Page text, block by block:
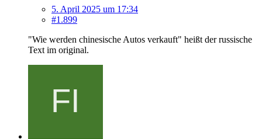
5. April 2025 um 17:34
#1.899
"Wie werden chinesische Autos verkauft" heißt der russische
Text im original.